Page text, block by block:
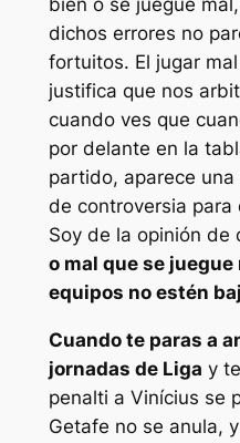
bien o se juegue
dichos errores no
fortuitos. El jugar
justifica que nos
cuando ves que
por delante en la
partido, aparece
de controversia
Soy de la opinión de
o mal que se
equipos no estén
Cuando te paras a
jornadas de Liga y
penalti a Vinícius se
Getafe no se anula,